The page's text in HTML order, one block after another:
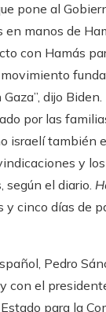
pone al
manos de
con Hamás
dijo
por las
israelí
y
según el diario.
cinco días de
Pedro
con el
para la